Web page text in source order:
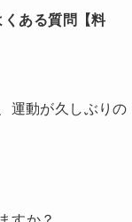
ある質問【料
運動が久しぶりの